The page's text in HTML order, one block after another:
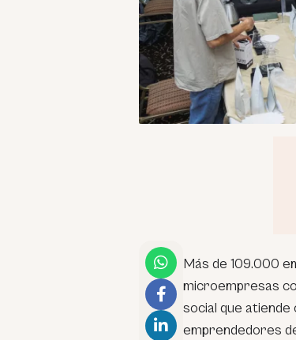
Más de 109.000
microempresas
social que atiende
emprendedores